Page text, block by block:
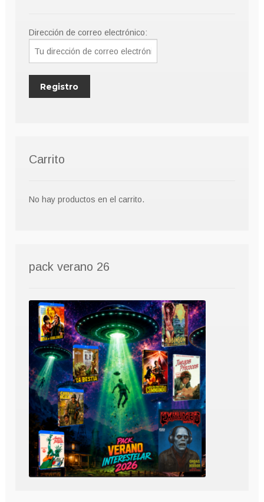
Dirección de correo electrónico:
Carrito
No hay productos en el carrito.
pack verano 26